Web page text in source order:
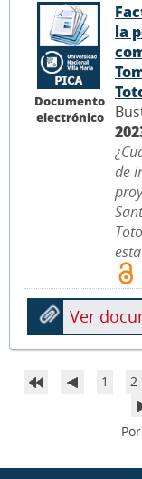
Documento
electrónico
la
de
Ver
1 2